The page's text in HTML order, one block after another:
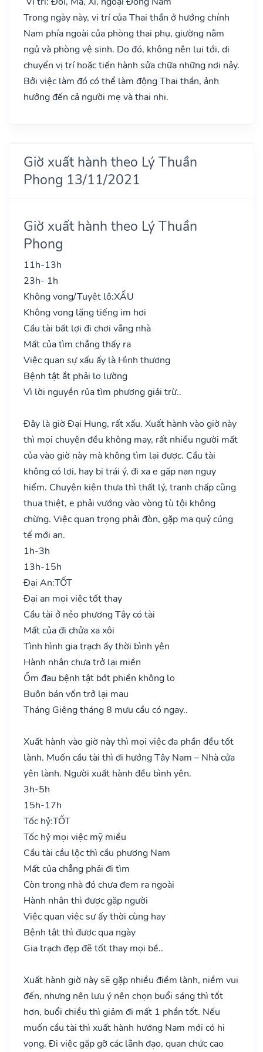
Trong ngày này, vị trí của Thai thần ở hướng chính
Nam phía ngoài của phòng thai phụ, giường nằm
ngủ và phòng vệ sinh. Do đó, không nên lui tới, di
chuyển vị trí hoặc tiến hành sửa chữa những nơi nảy.
Bởi việc làm đó có thể làm động Thai thần, ảnh
hưởng đến cả người mẹ và thai nhi.
Giờ xuất hành theo Lý Thuần
Phong 13/11/2021
Giờ xuất hành theo Lý Thuần
Phong
11h-13h
23h- 1h
Không vong/Tuyệt lộ:XẤU
Không vong lặng tiếng im hơi
Cầu tài bất lợi đi chơi vắng nhà
Mất của tìm chẳng thấy ra
Việc quan sự xấu ấy là Hình thương
Bệnh tật ắt phải lo lường
Vì lời nguyền rủa tìm phương giải trừ..
Đây là giờ Đại Hung, rất xấu. Xuất hành vào giờ này
thì mọi chuyện đều không may, rất nhiều người mất
của vào giờ này mà không tìm lại được. Cầu tài
không có lợi, hay bị trái ý, đi xa e gặp nạn nguy
hiểm. Chuyện kiện thưa thì thất lý, tranh chấp cũng
thua thiệt, e phải vướng vào vòng tù tội không
chừng. Việc quan trọng phải đòn, gặp ma quỷ cúng
tế mới an.
1h-3h
13h-15h
Đại An:TỐT
Đại an mọi việc tốt thay
Cầu tài ở nẻo phương Tây có tài
Mất của đi chửa xa xôi
Tình hình gia trạch ấy thời bình yên
Hành nhân chưa trở lại miền
Ốm đau bệnh tật bớt phiền không lo
Buôn bán vốn trở lại mau
Tháng Giêng tháng 8 mưu cầu có ngay..
Xuất hành vào giờ này thì mọi việc đa phần đều tốt
lành. Muốn cầu tài thì đi hướng Tây Nam – Nhà cửa
yên lành. Người xuất hành đều bình yên.
3h-5h
15h-17h
Tốc hỷ:TỐT
Tốc hỷ mọi việc mỹ miều
Cầu tài cầu lộc thì cầu phương Nam
Mất của chẳng phải đi tìm
Còn trong nhà đó chưa đem ra ngoài
Hành nhân thì được gặp người
Việc quan việc sự ấy thời cùng hay
Bệnh tật thì được qua ngày
Gia trạch đẹp đẽ tốt thay mọi bề..
Xuất hành giờ này sẽ gặp nhiều điềm lành, niềm vui
đến, nhưng nên lưu ý nên chọn buổi sáng thì tốt
hơn, buổi chiều thì giảm đi mất 1 phần tốt. Nếu
muốn cầu tài thì xuất hành hướng Nam mới có hi
vọng. Đi việc gặp gỡ các lãnh đạo, quan chức cao